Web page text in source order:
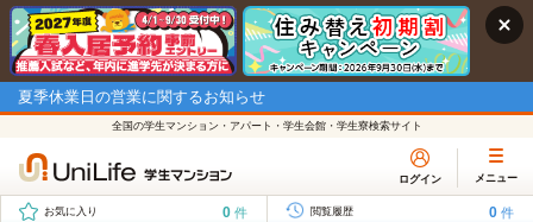
夏季休業日の営業に関するお知らせ
全国の学生マンション・アパート・学生会館・学生寮検索サイト
ログイン メニュー
お気に入り 0 件 閲覧履歴 0 件